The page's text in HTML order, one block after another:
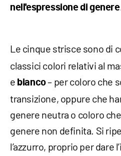
nell'espressione di genere
Le cinque strisce sono di
classici colori relativi al
e bianco– per coloro che
transizione, oppure che
genere neutra o coloro
genere non definita. Si
l’azzurro, proprio per dare